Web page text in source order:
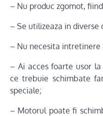
– Nu produc zgomot,
– Se utilizeaza in
– Nu necesita intretinere
– Ai acces foarte usor
ce trebuie schimbate
speciale;
– Motorul poate fi